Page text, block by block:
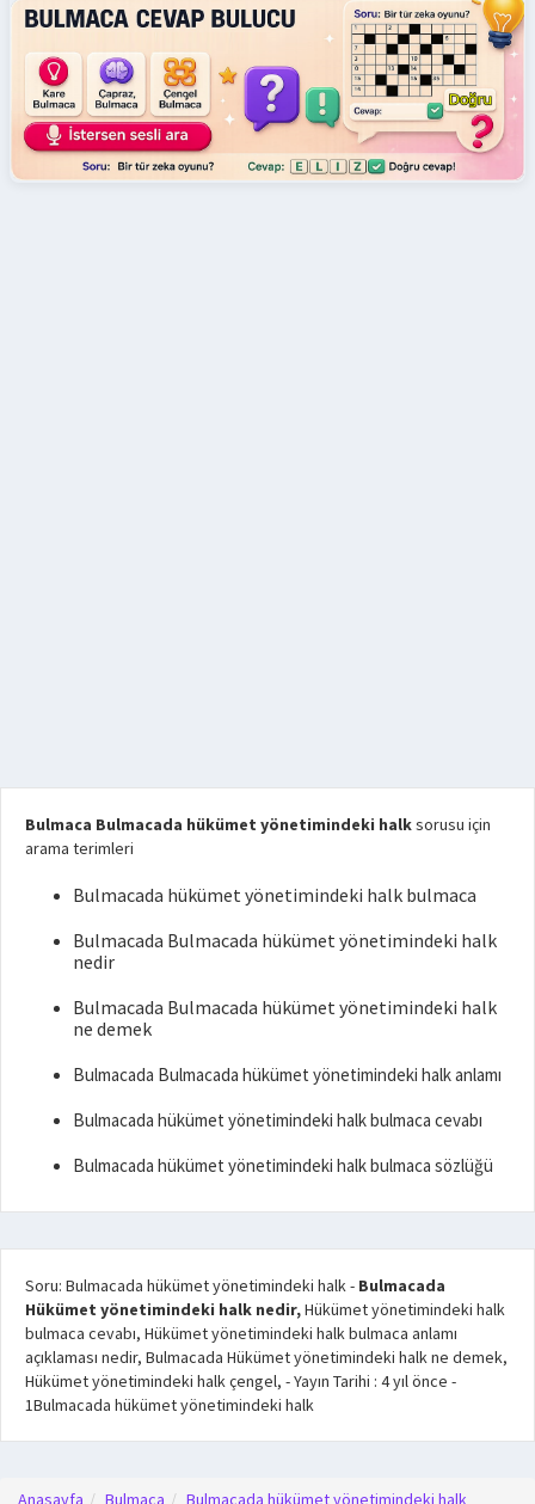
Bulmaca Bulmacada hükümet yönetimindeki halksorusu için
arama terimleri
Bulmacada hükümet yönetimindeki halk bulmaca
Bulmacada Bulmacada hükümet yönetimindeki halk
nedir
Bulmacada Bulmacada hükümet yönetimindeki halk
ne demek
Bulmacada Bulmacada hükümet yönetimindeki halk anlamı
Bulmacada hükümet yönetimindeki halk bulmaca cevabı
Bulmacada hükümet yönetimindeki halk bulmaca sözlüğü
Soru: Bulmacada hükümet yönetimindeki halk- Bulmacada
Hükümet yönetimindeki halk nedir,Hükümet yönetimindeki halk
bulmaca cevabı, Hükümet yönetimindeki halk bulmaca anlamı
açıklaması nedir, Bulmacada Hükümet yönetimindeki halk ne demek,
Hükümet yönetimindeki halk çengel, - Yayın Tarihi : 4 yıl önce -
1Bulmacada hükümet yönetimindeki halk
Anasayfa Bulmaca Bulmacada hükümet yönetimindeki halk